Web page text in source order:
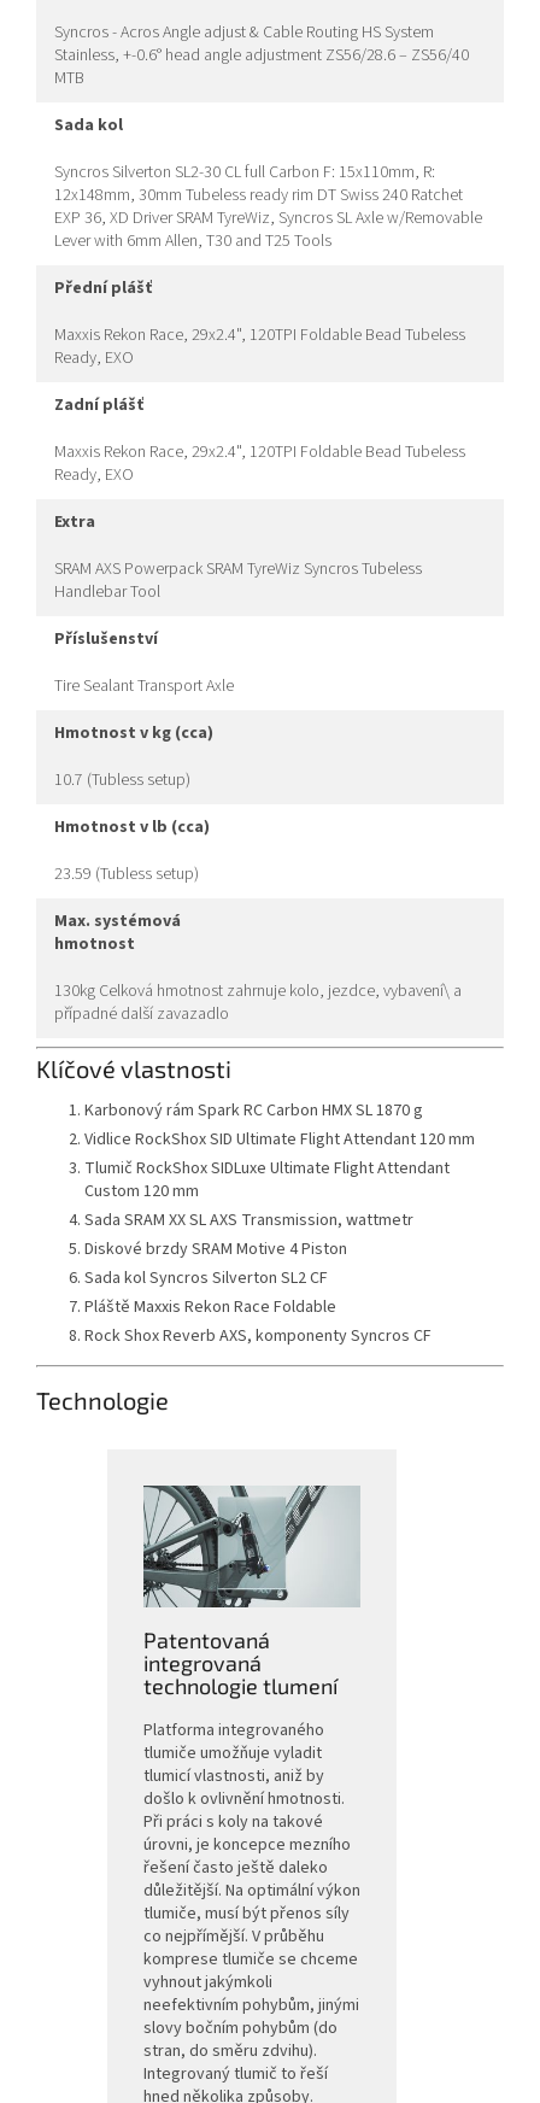
Syncros - Acros Angle adjust & Cable Routing HS System
Stainless, +-0.6° head angle adjustment ZS56/28.6 – ZS56/40
MTB
sada kol
Syncros Silverton SL2-30 CL full Carbon F: 15x110mm, R:
12x148mm, 30mm Tubeless ready rim DT Swiss 240 Ratchet
EXP 36, XD Driver SRAM TyreWiz, Syncros SL Axle w/Removable
Lever with 6mm Allen, T30 and T25 Tools
přední plášť
Maxxis Rekon Race, 29x2.4", 120TPI Foldable Bead Tubeless
Ready, EXO
zadní plášť
Maxxis Rekon Race, 29x2.4", 120TPI Foldable Bead Tubeless
Ready, EXO
extra
SRAM AXS Powerpack SRAM TyreWiz Syncros Tubeless
Handlebar Tool
příslušenství
Tire Sealant Transport Axle
hmotnost v kg (cca)
10.7 (Tubless setup)
hmotnost v lb (cca)
23.59 (Tubless setup)
max. systémová
hmotnost
130kg Celková hmotnost zahrnuje kolo, jezdce, vybavení\ a
případné další zavazadlo
Klíčové vlastnosti
Karbonový rám Spark RC Carbon HMX SL 1870 g
Vidlice RockShox SID Ultimate Flight Attendant 120 mm
Tlumič RockShox SIDLuxe Ultimate Flight Attendant
Custom 120 mm
Sada SRAM XX SL AXS Transmission, wattmetr
Diskové brzdy SRAM Motive 4 Piston
Sada kol Syncros Silverton SL2 CF
Pláště Maxxis Rekon Race Foldable
Rock Shox Reverb AXS, komponenty Syncros CF
Technologie
Patentovaná
integrovaná
technologie tlumení
Platforma integrovaného
tlumiče umožňuje vyladit
tlumicí vlastnosti, aniž by
došlo k ovlivnění hmotnosti.
Při práci s koly na takové
úrovni, je koncepce mezního
řešení často ještě daleko
důležitější. Na optimální výkon
tlumiče, musí být přenos síly
co nejpřímější. V průběhu
komprese tlumiče se chceme
vyhnout jakýmkoli
neefektivním pohybům, jinými
slovy bočním pohybům (do
stran, do směru zdvihu).
Integrovaný tlumič to řeší
hned několika způsoby.